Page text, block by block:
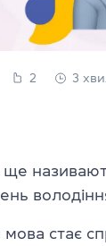
2 3
ще
мова стає